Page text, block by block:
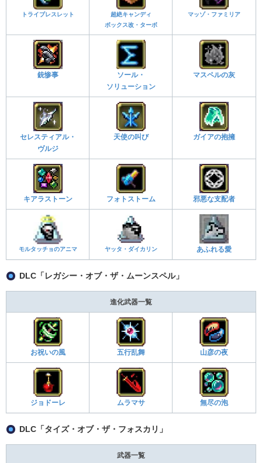
トライブレスレット
超絶キャンディ
ボックス改・ターボ
マッゾ・ファミリア
銃惨事
ソール・
ソリューション
マスペルの灰
セレスティアル・
ヴルジ
天使の叫び ガイアの抱擁
キアラストーン フォトストーム 邪悪な支配者
モルタッチョのアニマ ヤッタ・ダイカリン あふれる愛
DLC「レガシー・オブ・ザ・ムーンスペル」
進化武器一覧
お祝いの風 五行乱舞 山彦の夜
ジョドーレ ムラマサ 無尽の泡
DLC「タイズ・オブ・ザ・フォスカリ」
武器一覧